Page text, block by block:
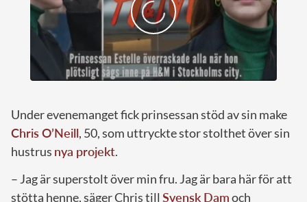
Under evenemanget fick prinsessan stöd av sin make
Chris O’Neill, 50, som uttryckte stor stolthet över sin
hustrus nya projekt.
– Jag är superstolt över min fru. Jag är bara här för att
stötta henne, säger Chris till Svensk Damoch